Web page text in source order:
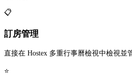
📋
訂房管理
直接在 Hostex 多重行事曆檢視中檢視並
⭐